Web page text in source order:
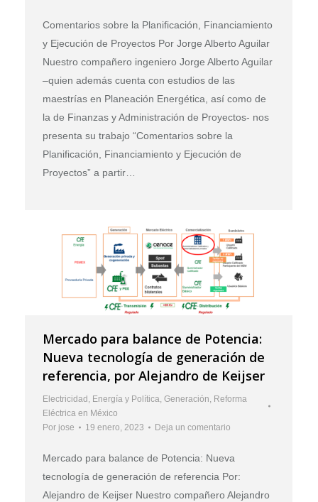
Comentarios sobre la Planificación, Financiamiento
y Ejecución de Proyectos Por Jorge Alberto Aguilar
Nuestro compañero ingeniero Jorge Alberto Aguilar
–quien además cuenta con estudios de las
maestrías en Planeación Energética, así como de
la de Finanzas y Administración de Proyectos- nos
presenta su trabajo “Comentarios sobre la
Planificación, Financiamiento y Ejecución de
Proyectos” a partir…
Mercado para balance de Potencia:
Nueva tecnología de generación de
referencia, por Alejandro de Keijser
Electricidad , Energía y Política, Generación, Reforma
Eléctrica en México
Por jose 19 enero, 2023 Deja un comentario
Mercado para balance de Potencia: Nueva
tecnología de generación de referencia Por:
Alejandro de Keijser Nuestro compañero Alejandro